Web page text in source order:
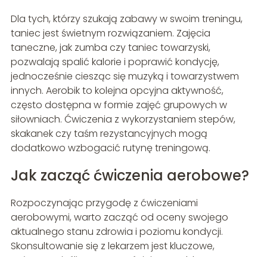
Dla tych, którzy szukają zabawy w swoim treningu,
taniec jest świetnym rozwiązaniem. Zajęcia
taneczne, jak zumba czy taniec towarzyski,
pozwalają spalić kalorie i poprawić kondycję,
jednocześnie ciesząc się muzyką i towarzystwem
innych. Aerobik to kolejna opcyjna aktywność,
często dostępna w formie zajęć grupowych w
siłowniach. Ćwiczenia z wykorzystaniem stepów,
skakanek czy taśm rezystancyjnych mogą
dodatkowo wzbogacić rutynę treningową.
Jak zacząć ćwiczenia aerobowe?
Rozpoczynając przygodę z ćwiczeniami
aerobowymi, warto zacząć od oceny swojego
aktualnego stanu zdrowia i poziomu kondycji.
Skonsultowanie się z lekarzem jest kluczowe,